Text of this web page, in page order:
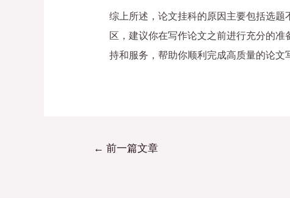
综上所述，论文挂科的原因主要包括选
区，建议你在写作论文之前进行充分的
持和服务，帮助你顺利完成高质量的论文
← 前一篇文章